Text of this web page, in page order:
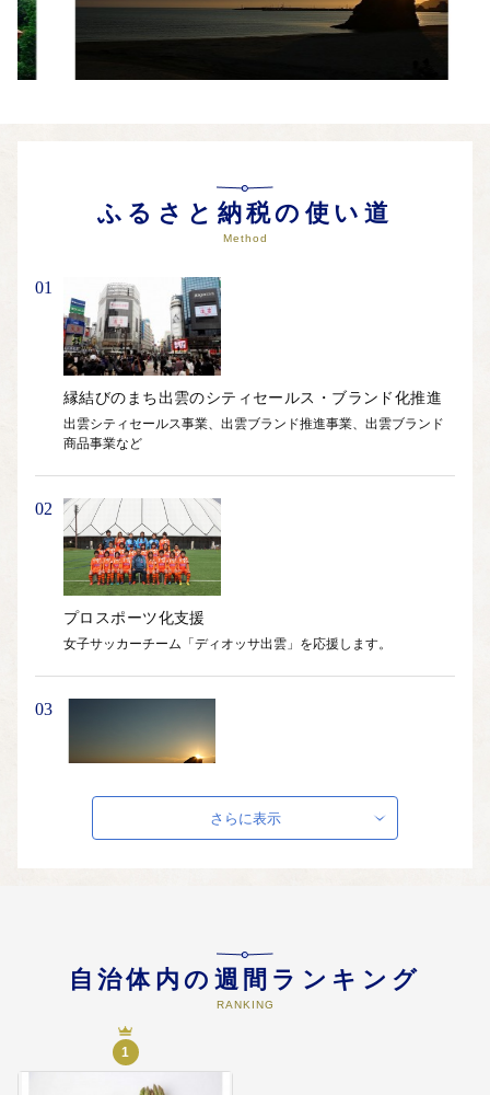
の温かいご支援をよろしくお願いいたします。
ふるさと納税の使い道
Method
01
縁結びのまち出雲のシティセールス・ブランド化推進
出雲シティセールス事業、出雲ブランド推進事業、出雲ブランド
商品事業など
02
プロスポーツ化支援
女子サッカーチーム「ディオッサ出雲」を応援します。
03
出雲の魅力の情報発信
縁結び情報発信、出雲歴史文化遺産情報発信、産業観光情報発信
観光振興事業、観光誘客推進事業、地場企業支援事業、出雲農業
未来の懸け橋事業など
さらに表示
自治体内の週間ランキング
RANKING
1